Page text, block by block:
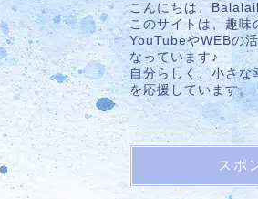
こんにちは、
このサイトは、趣味
YouTubeやWEBの
なっています♪
自分らしく、小さな
を応援しています。
スポ